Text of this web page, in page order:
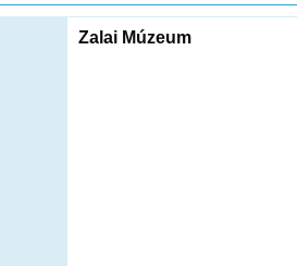
Zalai Múzeum